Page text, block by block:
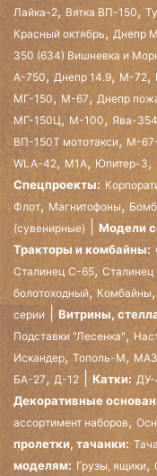
Лайка-2, Вятка ВП-150,
Красный октябрь, Днепр
350 (634) Вишневка и
А-750, Днепр 14.9, М-72,
МГ-150, М-67, Днепр
МГ-150Ц,М-100, Ява-354
ВП-150Т мототакси, М-
WLA-42, М1А, Юпитер-3,
Спецпроекты:
Флот, Магнитофоны,
(сувенирные)
Модели
Тракторы и комбайны:
Сталинец С-65,
болотоходный, Комбайны,
серии
Витрины,
Подставки "Лесенка",
Искандер, Тополь-М,
БА-27, Д-12 Катки: ДУ-
Декоративные
ассортимент наборов,
пролетки, тачанки:
моделям: Грузы, ящики,